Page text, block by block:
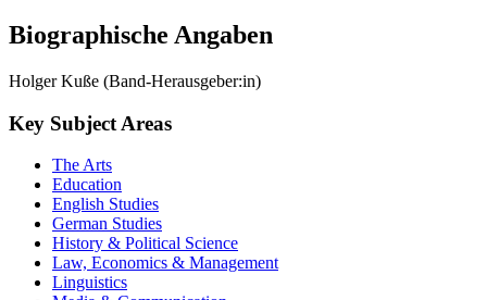
Biographische Angaben
Holger Kuße (Band-Herausgeber:in)
Key Subject Areas
The Arts
Education
English Studies
German Studies
History & Political Science
Law, Economics & Management
Linguistics